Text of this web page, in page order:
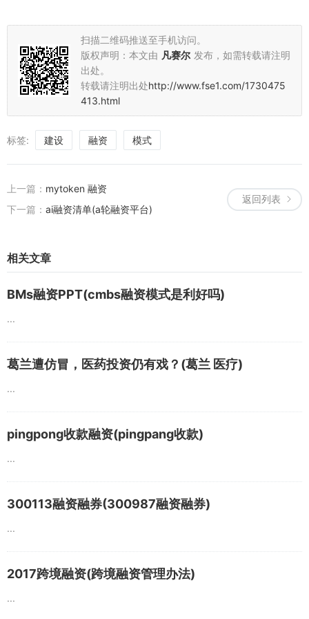
势。未来，随着经济的发展和技术的进步，EPC融资建设模式将在工
程建设领域发挥更大的作用，为行业的发展带来更多的机遇和挑战。
扫描二维码推送至手机访问。
版权声明：本文由 凡赛尔 发布，如需转载请注明
出处。
转载请注明出处http://www.fse1.com/1730475
413.html
标签: 建设 融资 模式
返回列表
上一篇： mytoken 融资
下一篇： ai融资清单(a轮融资平台)
相关文章
BMs融资PPT(cmbs融资模式是利好吗)
...
葛兰遭仿冒，医药投资仍有戏？(葛兰 医疗)
...
pingpong收款融资(pingpang收款)
...
300113融资融券(300987融资融券)
...
2017跨境融资(跨境融资管理办法)
...